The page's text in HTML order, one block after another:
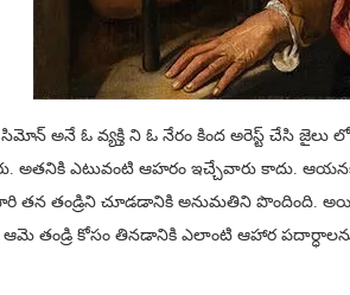
అనే ఓ వ్యక్తి ని ఓ నేరం కింద అరెస్ట్ చేసి
అతనికి ఎటువంటి ఆహరం ఇచ్చేవారు కాదు.
తన తండ్రిని చూడడానికి అనుమతిని పొందింది.
తండ్రి కోసం తినడానికి ఎలాంటి ఆహార పదార్ధాలను